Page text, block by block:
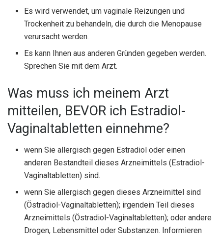
Es wird verwendet, um vaginale Reizungen und
Trockenheit zu behandeln, die durch die Menopause
verursacht werden.
Es kann Ihnen aus anderen Gründen gegeben werden.
Sprechen Sie mit dem Arzt.
Was muss ich meinem Arzt
mitteilen, BEVOR ich Estradiol-
Vaginaltabletten einnehme?
wenn Sie allergisch gegen Estradiol oder einen
anderen Bestandteil dieses Arzneimittels (Estradiol-
Vaginaltabletten) sind.
wenn Sie allergisch gegen dieses Arzneimittel sind
(Östradiol-Vaginaltabletten); irgendein Teil dieses
Arzneimittels (Östradiol-Vaginaltabletten); oder andere
Drogen, Lebensmittel oder Substanzen. Informieren